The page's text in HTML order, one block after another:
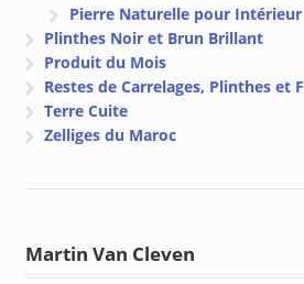
Pierre Naturelle pour Intérieur
Plinthes Noir et Brun Brillant
Produit du Mois
Restes de Carrelages, Plinthes et
Terre Cuite
Zelliges du Maroc
Martin Van Cleven